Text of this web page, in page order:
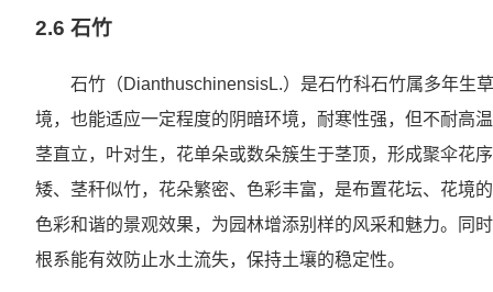
2.6 石竹
石竹（DianthuschinensisL.）是石竹科石竹属多年生
境，也能适应一定程度的阴暗环境，耐寒性强，但不耐高
茎直立，叶对生，花单朵或数朵簇生于茎顶，形成聚伞花
矮、茎秆似竹，花朵繁密、色彩丰富，是布置花坛、花境
色彩和谐的景观效果，为园林增添别样的风采和魅力。同
根系能有效防止水土流失，保持土壤的稳定性。